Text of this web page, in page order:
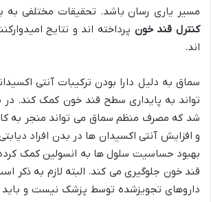
مسیر یاری رسان باشد. تحقیقات مختلفی به
کنترل قند خون پرداخته اند و نتایج
اند.
سماق به دلیل دارا بودن ترکیبات آنتی
تواند به پایداری سطح قند خون کمک کند.
شد که مصرف منظم سماق می تواند منجر
و افزایش آنتی اکسیدان ها در بدن افراد
بهبود حساسیت سلول ها به انسولین کمک
قند خون جلوگیری می کند. البته لازم به ذکر
داروهای تجویزشده توسط پزشک نیست و